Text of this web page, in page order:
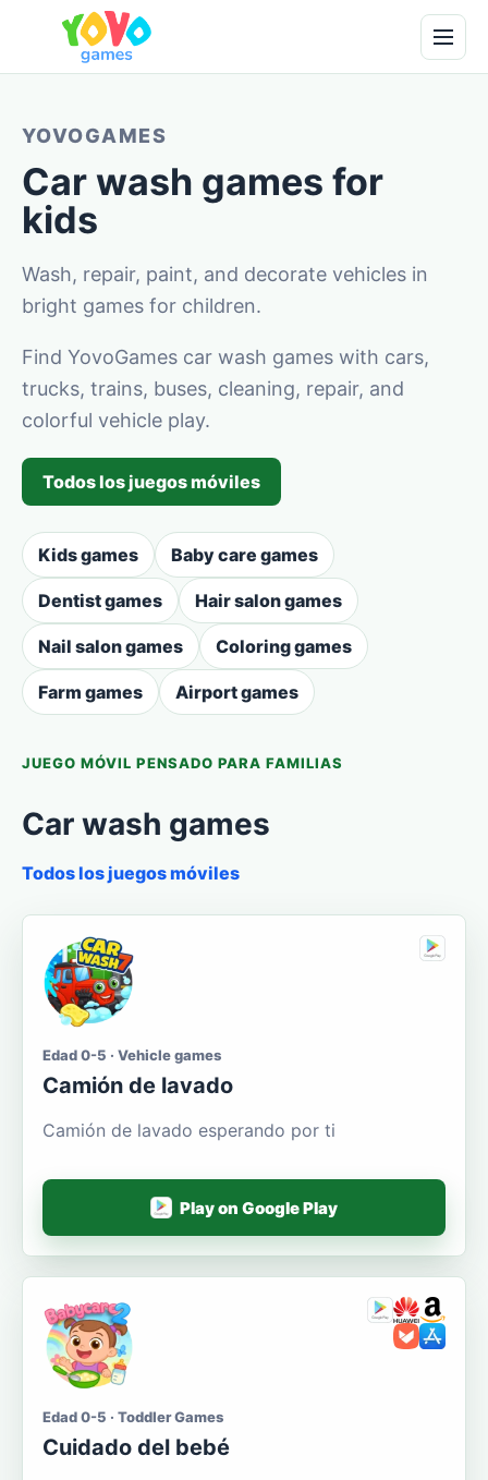
YOVOGAMES
Car wash games for
kids
Wash, repair, paint, and decorate vehicles in
bright games for children.
Find YovoGames car wash games with cars,
trucks, trains, buses, cleaning, repair, and
colorful vehicle play.
Todos los juegos móviles
Kids games Baby care games
Dentist games Hair salon games
Nail salon games Coloring games
Farm games Airport games
JUEGO MÓVIL PENSADO PARA FAMILIAS
Car wash games
Todos los juegos móviles
Edad 0-5 · Vehicle games
Camión de lavado
Camión de lavado esperando por ti
Play on Google Play
Edad 0-5 · Toddler Games
Cuidado del bebé